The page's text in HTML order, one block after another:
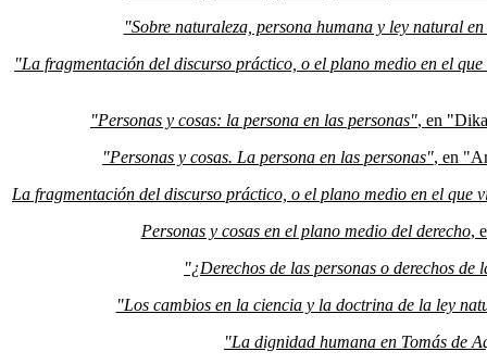
"Sobre naturaleza, persona humana y ley natural
"La fragmentación del discurso práctico, o el plano medio en el
"Personas y cosas: la persona en las personas", en
"Personas y cosas. La persona en las personas", en
La fragmentación del discurso práctico, o el plano medio en el que
Personas y cosas en el plano medio del derecho,
"¿Derechos de las personas o derechos de
"Los cambios en la ciencia y la doctrina de la ley
"La dignidad humana en Tomás de